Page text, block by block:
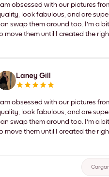
obsessed with our pictures
look fabulous, and are
swap them around too. I'm a
move them until I created the
Laney Gill
I am obsessed with our pictures
look fabulous, and are
swap them around too. I'm a
move them until I created the